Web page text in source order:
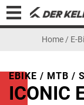
Home/ E-
EBIKE / MTB /
ICONIC